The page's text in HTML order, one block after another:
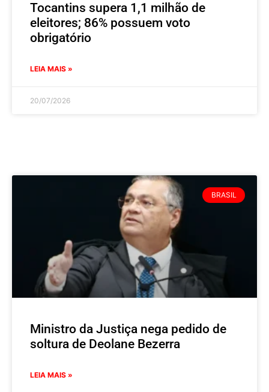
Tocantins supera 1,1 milhão de
eleitores; 86% possuem voto
obrigatório
LEIA MAIS »
20/07/2026
BRASIL
Ministro da Justiça nega pedido de
soltura de Deolane Bezerra
LEIA MAIS »